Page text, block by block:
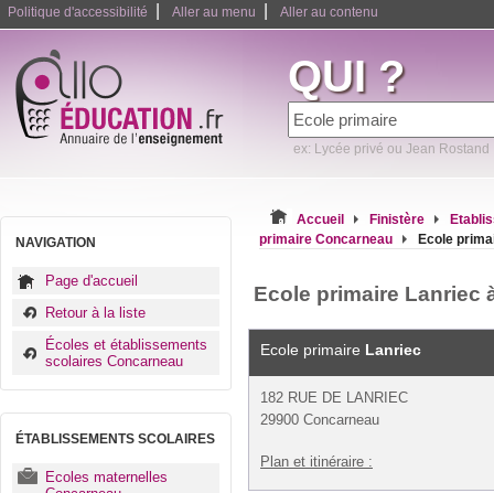
Politique d'accessibilité Aller au menu Aller au contenu
QUI ?
ex: Lycée privé ou Jean Rostand
NAVIGATION
Page d'accueil
Retour à la liste
Écoles et établissements
scolaires Concarneau
ÉTABLISSEMENTS SCOLAIRES
Ecoles maternelles
Accueil Finistère
primaire Concarneau
Ecole
Ecole primaire Lanriec
Ecole primaire Lanriec
182 RUE DE LANRIEC
29900 Concarneau
Plan et itinéraire :